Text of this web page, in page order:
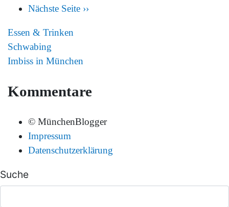
Nächste Seite ››
Essen & Trinken
Schwabing
Imbiss in München
Kommentare
© MünchenBlogger
Impressum
Datenschutzerklärung
Suche